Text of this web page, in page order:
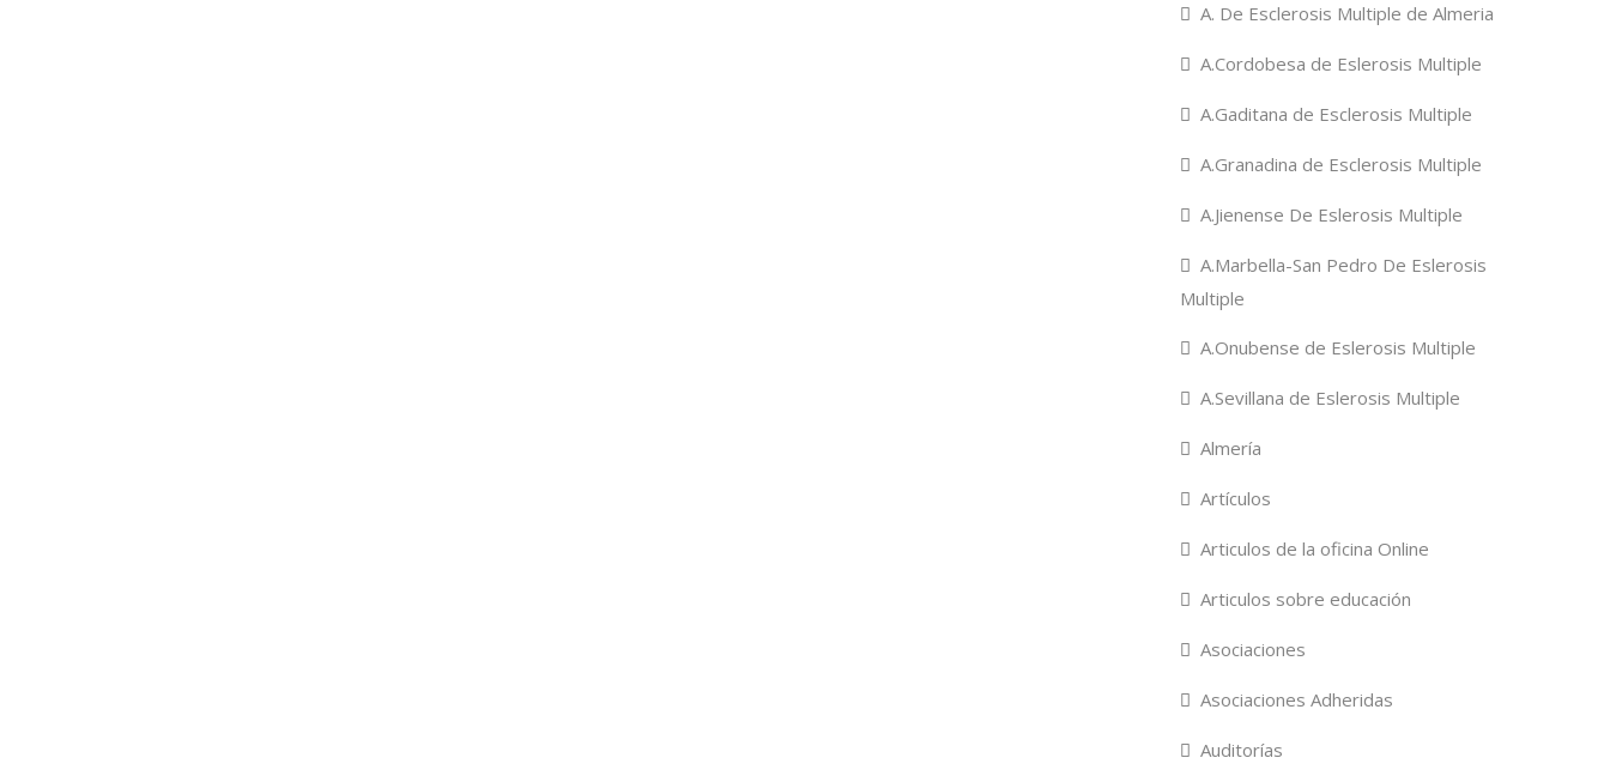
A. De Esclerosis Multiple de Almeria
A.Cordobesa de Eslerosis Multiple
A.Gaditana de Esclerosis Multiple
A.Granadina de Esclerosis Multiple
A.Jienense De Eslerosis Multiple
A.Marbella-San Pedro De Eslerosis
Multiple
A.Onubense de Eslerosis Multiple
A.Sevillana de Eslerosis Multiple
Almería
Artículos
Articulos de la oficina Online
Articulos sobre educación
Asociaciones
Asociaciones Adheridas
Auditorías